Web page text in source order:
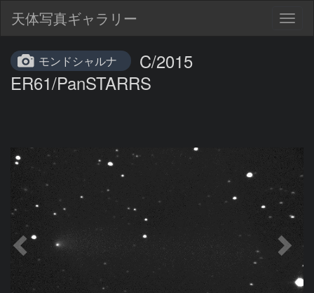
天体写真ギャラリー
モンドシャルナ
C/2015
ER61/PanSTARRS